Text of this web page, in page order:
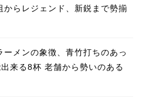
らレジェンド、新鋭まで勢揃
メンの象徴、青竹打ちのあっ
来る8杯 老舗から勢いのある